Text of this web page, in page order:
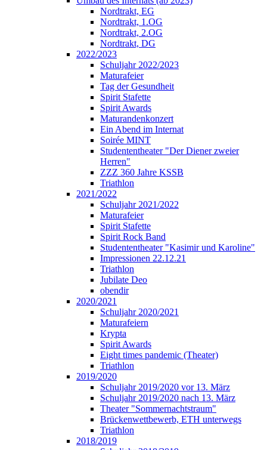
Nordtrakt, EG
Nordtrakt, 1.OG
Nordtrakt, 2.OG
Nordtrakt, DG
2022/2023
Schuljahr 2022/2023
Maturafeier
Tag der Gesundheit
Spirit Stafette
Spirit Awards
Maturandenkonzert
Ein Abend im Internat
Soirée MINT
Studententheater "Der Diener zweier
Herren"
ZZZ 360 Jahre KSSB
Triathlon
2021/2022
Schuljahr 2021/2022
Maturafeier
Spirit Stafette
Spirit Rock Band
Studententheater "Kasimir und Karoline"
Impressionen 22.12.21
Triathlon
Jubilate Deo
obendir
2020/2021
Schuljahr 2020/2021
Maturafeiern
Krypta
Spirit Awards
Eight times pandemic (Theater)
Triathlon
2019/2020
Schuljahr 2019/2020 vor 13. März
Schuljahr 2019/2020 nach 13. März
Theater "Sommernachtstraum"
Brückenwettbewerb, ETH unterwegs
Triathlon
2018/2019